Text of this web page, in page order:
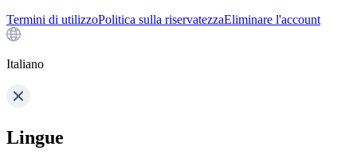
Termini di utilizzoPolitica sulla riservatezzaEliminare l'account
Italiano
Lingue